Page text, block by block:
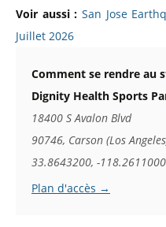
Voir aussi : San Jose
Juillet 2026
Comment se rendre au
Dignity Health Sports
18400 S Avalon Blvd
90746, Carson (Los
33.8643200, -118.2611000
Plan d'accès →